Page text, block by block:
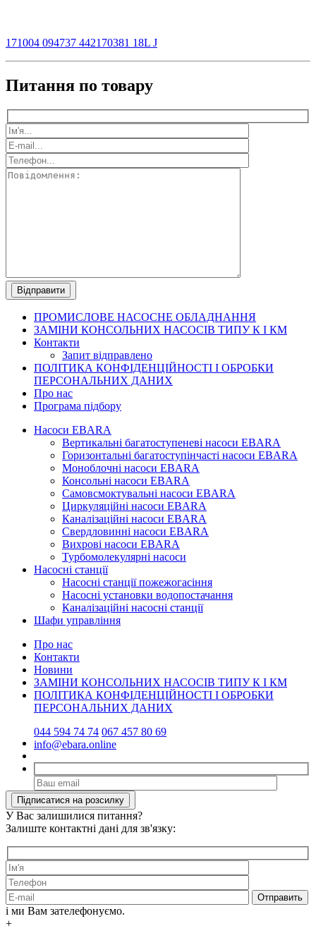
171004 094737 442170381 18L J
Питання по товару
ПРОМИСЛОВЕ НАСОСНЕ ОБЛАДНАННЯ
ЗАМІНИ КОНСОЛЬНИХ НАСОСІВ ТИПУ К І КМ
Контакти
Запит відправлено
ПОЛІТИКА КОНФІДЕНЦІЙНОСТІ І ОБРОБКИ
ПЕРСОНАЛЬНИХ ДАНИХ
Про нас
Програма підбору
Насоси EBARA
Вертикальні багатоступеневі насоси EBARA
Горизонтальні багатоступінчасті насоси EBARA
Моноблочні насоси EBARA
Консольні насоси EBARA
Самовсмоктувальні насоси EBARA
Циркуляційні насоси EBARA
Каналізаційні насоси EBARA
Свердловинні насоси EBARA
Вихрові насоси EBARA
Турбомолекулярні насоси
Насосні станції
Насосні станції пожежогасіння
Насосні установки водопостачання
Каналізаційні насосні станції
Шафи управління
Про нас
Контакти
Новини
ЗАМІНИ КОНСОЛЬНИХ НАСОСІВ ТИПУ К І КМ
ПОЛІТИКА КОНФІДЕНЦІЙНОСТІ І ОБРОБКИ
ПЕРСОНАЛЬНИХ ДАНИХ
044 594 74 74 067 457 80 69
info@ebara.online
У Вас залишилися питання?
Залиште контактні дані для зв'язку:
і ми Вам зателефонуємо.
+